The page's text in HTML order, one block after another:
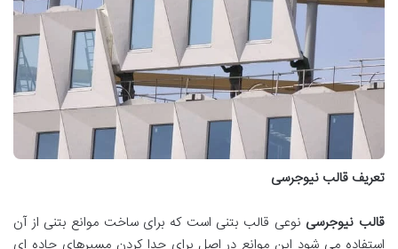
تعریف قالب نیوجرسی
قالب نیوجرسی نوعی قالب بتنی است که برای ساخت موانع بتنی از آن